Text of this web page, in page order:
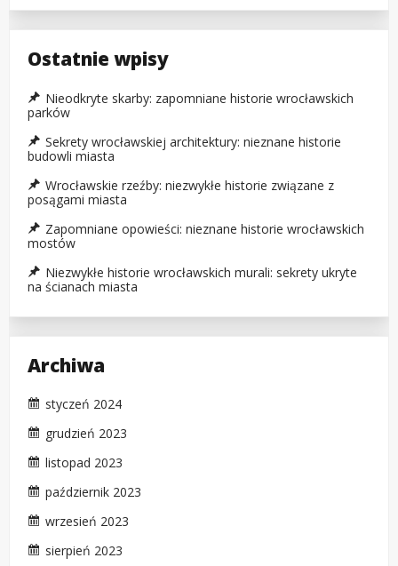
Ostatnie wpisy
Nieodkryte skarby: zapomniane historie wrocławskich
parków
Sekrety wrocławskiej architektury: nieznane historie
budowli miasta
Wrocławskie rzeźby: niezwykłe historie związane z
posągami miasta
Zapomniane opowieści: nieznane historie wrocławskich
mostów
Niezwykłe historie wrocławskich murali: sekrety ukryte
na ścianach miasta
Archiwa
styczeń 2024
grudzień 2023
listopad 2023
październik 2023
wrzesień 2023
sierpień 2023